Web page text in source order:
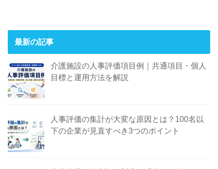
最新の記事
介護施設の人事評価項目例｜共通項目・個人
目標と運用方法を解説
人事評価の集計が大変な原因とは？100名以
下の企業が見直すべき3つのポイント